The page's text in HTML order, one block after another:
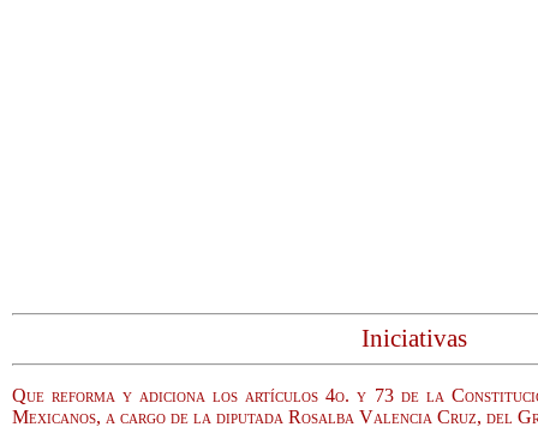
Iniciativas
Que reforma y adiciona los artículos 4o. y 73 de la
Mexicanos, a cargo de la diputada Rosalba Valencia Cruz, del